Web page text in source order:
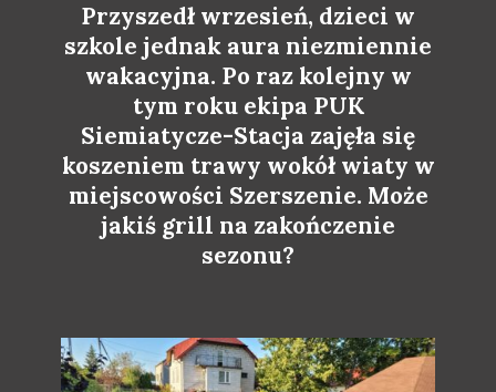
Przyszedł wrzesień, dzieci w
szkole jednak aura niezmiennie
wakacyjna. Po raz kolejny w
tym roku ekipa PUK
Siemiatycze-Stacja zajęła się
koszeniem trawy wokół wiaty w
miejscowości Szerszenie. Może
jakiś grill na zakończenie
sezonu?